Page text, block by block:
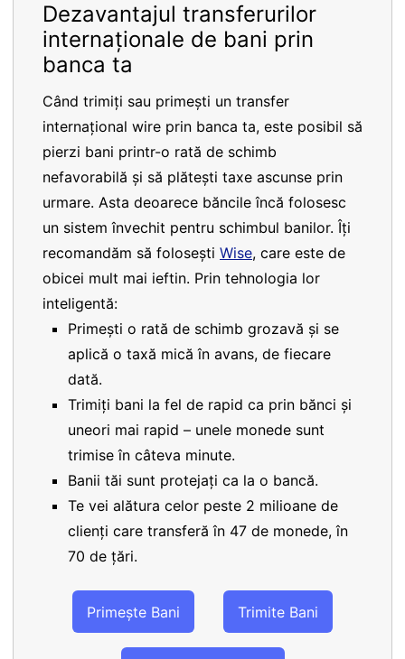
Dezavantajul transferurilor
internaționale de bani prin
banca ta
Când trimiți sau primești un transfer
internațional wire prin banca ta, este posibil să
pierzi bani printr-o rată de schimb
nefavorabilă și să plătești taxe ascunse prin
urmare. Asta deoarece băncile încă folosesc
un sistem învechit pentru schimbul banilor. Îți
recomandăm să folosești Wise, care este de
obicei mult mai ieftin. Prin tehnologia lor
inteligentă:
Primești o rată de schimb grozavă și se
aplică o taxă mică în avans, de fiecare
dată.
Trimiți bani la fel de rapid ca prin bănci și
uneori mai rapid – unele monede sunt
trimise în câteva minute.
Banii tăi sunt protejați ca la o bancă.
Te vei alătura celor peste 2 milioane de
clienți care transferă în 47 de monede, în
70 de țări.
Primește Bani Trimite Bani